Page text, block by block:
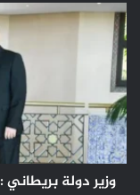
وزير
دولة
بريطاني
:
الرباط
ولندن
بصدد
بناء
شراكات
مزدهرة
وزير دولة